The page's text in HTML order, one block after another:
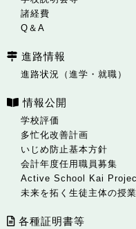
諸経費
Q＆A
進路情報
進路状況（進学・就職）
情報公開
学校評価
多忙化改善計画
いじめ防止基本方針
会計年度任用職員募集
Active School Kai
未来を拓く生徒主体の授
各種証明書等